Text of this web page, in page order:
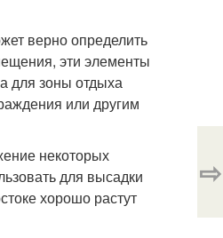
верно определить
эти элементы
для зоны отдыха
или другим
некоторых
для высадки
хорошо растут
⇨